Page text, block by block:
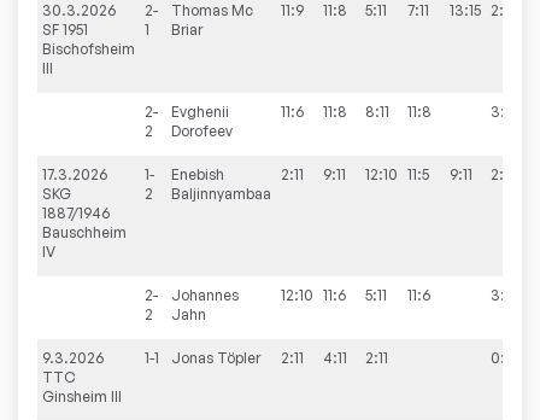
30.3.2026
SF 1951
Bischofsheim
III
2-
1
Thomas Mc
Briar
11:9 11:8 5:11 7:11 13:15 2:3
2-
2
Evghenii
Dorofeev
11:6 11:8 8:11 11:8 3:1
17.3.2026
SKG
1887/1946
Bauschheim
IV
1-
2
Enebish
Baljinnyambaa
2:11 9:11 12:10 11:5 9:11 2:3
2-
2
Johannes
Jahn
12:10 11:6 5:11 11:6 3:1
9.3.2026
TTC
Ginsheim III
1-1 Jonas Töpler 2:11 4:11 2:11 0:3